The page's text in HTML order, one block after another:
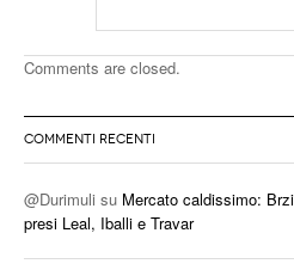
Comments are closed.
COMMENTI RECENTI
@Durimuli su Mercato caldissimo:
presi Leal, Iballi e Travar